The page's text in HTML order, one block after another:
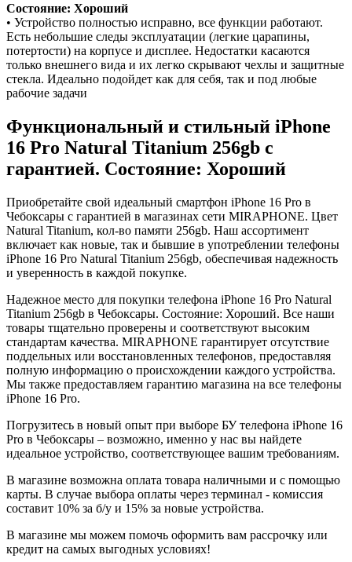
Состояние: Хороший
• Устройство полностью исправно, все функции работают.
Есть небольшие следы эксплуатации (легкие царапины,
потертости) на корпусе и дисплее. Недостатки касаются
только внешнего вида и их легко скрывают чехлы и защитные
стекла. Идеально подойдет как для себя, так и под любые
рабочие задачи
Функциональный и стильный iPhone
16 Pro Natural Titanium 256gb с
гарантией. Состояние: Хороший
Приобретайте свой идеальный смартфон iPhone 16 Pro в
Чебоксары с гарантией в магазинах сети MIRAPHONE. Цвет
Natural Titanium, кол-во памяти 256gb. Наш ассортимент
включает как новые, так и бывшие в употреблении телефоны
iPhone 16 Pro Natural Titanium 256gb, обеспечивая надежность
и уверенность в каждой покупке.
Надежное место для покупки телефона iPhone 16 Pro Natural
Titanium 256gb в Чебоксары. Состояние: Хороший. Все наши
товары тщательно проверены и соответствуют высоким
стандартам качества. MIRAPHONE гарантирует отсутствие
поддельных или восстановленных телефонов, предоставляя
полную информацию о происхождении каждого устройства.
Мы также предоставляем гарантию магазина на все телефоны
iPhone 16 Pro.
Погрузитесь в новый опыт при выборе БУ телефона iPhone 16
Pro в Чебоксары – возможно, именно у нас вы найдете
идеальное устройство, соответствующее вашим требованиям.
В магазине возможна оплата товара наличными и с помощью
карты. В случае выбора оплаты через терминал - комиссия
составит 10% за б/у и 15% за новые устройства.
В магазине мы можем помочь оформить вам рассрочку или
кредит на самых выгодных условиях!